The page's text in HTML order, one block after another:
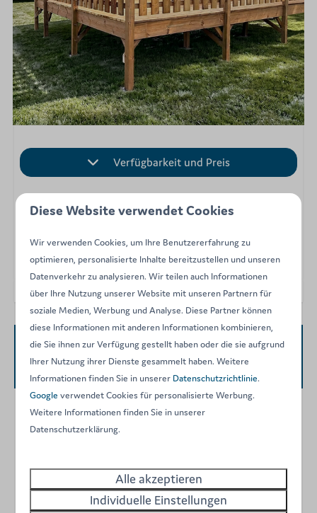
Verfügbarkeit und Preis
Beschreibung Karte
9,6
Verfügbarkeit und Preis
2 Gäste
Mo 10-08-2026 Do 13-08-2026
So
Mo
Diese Website verwendet Cookies
Wir verwenden Cookies, um Ihre Benutzererfahrung zu
optimieren, personalisierte Inhalte bereitzustellen und unseren
Datenverkehr zu analysieren. Wir teilen auch Informationen
über Ihre Nutzung unserer Website mit unseren Partnern für
soziale Medien, Werbung und Analyse. Diese Partner können
diese Informationen mit anderen Informationen kombinieren,
die Sie ihnen zur Verfügung gestellt haben oder die sie aufgrund
Ihrer Nutzung ihrer Dienste gesammelt haben. Weitere
Informationen finden Sie in unserer Datenschutzrichtlinie.
Google verwendet Cookies für personalisierte Werbung.
Weitere Informationen finden Sie in unserer
Datenschutzerklärung.
Alle akzeptieren
Individuelle Einstellungen